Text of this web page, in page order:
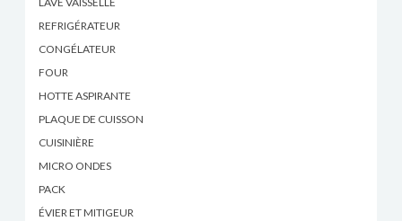
REFRIGÉRATEUR
CONGÉLATEUR
FOUR
HOTTE ASPIRANTE
PLAQUE DE CUISSON
CUISINIÈRE
MICRO ONDES
PACK
ÉVIER ET MITIGEUR